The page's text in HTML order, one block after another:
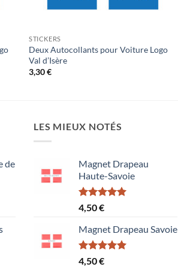
STICKERS
Deux Autocollants pour Voiture Logo
Val d’Isère
3,30€
de
LES MIEUX NOTÉS
Magnet Drapeau
Haute-Savoie
Note5.00
sur 5
4,50€
Magnet Drapeau Savoie
Note5.00
4,50€